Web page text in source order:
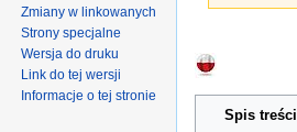
do
do
Spis treści
Zmiany w linkowanych
Strony specjalne
Wersja do druku
Link do tej wersji
Informacje o tej stronie